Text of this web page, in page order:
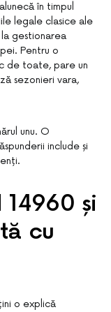
în timpul
legale clasice ale
gestionarea
Pentru o
de toate, pare un
sezonieri vara,
unu. O
include și
14960 și
cu
o explică